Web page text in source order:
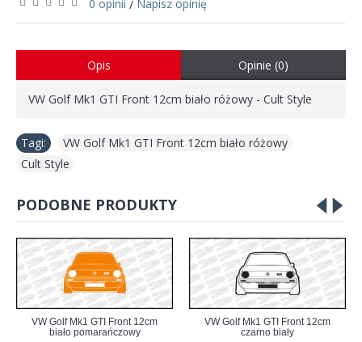
0 opinii / Napisz opinię
Opis Opinie (0)
VW Golf Mk1 GTI Front 12cm biało różowy - Cult Style
Tagi: VW Golf Mk1 GTI Front 12cm biało różowy
Cult Style
PODOBNE PRODUKTY
VW Golf Mk1 GTI Front 12cm
biało pomarańczowy
VW Golf Mk1 GTI Front 12cm
czarno biały